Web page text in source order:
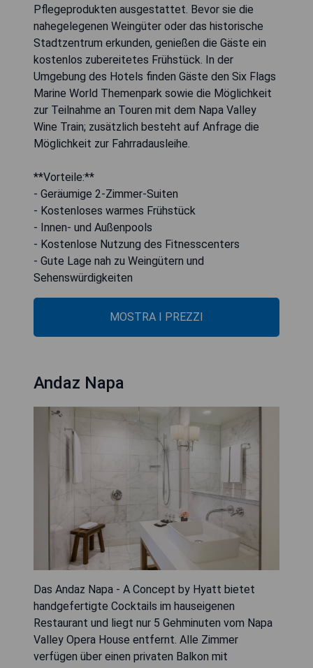
Pflegeprodukten ausgestattet. Bevor sie die
nahegelegenen Weingüter oder das historische
Stadtzentrum erkunden, genießen die Gäste ein
kostenlos zubereitetes Frühstück. In der
Umgebung des Hotels finden Gäste den Six Flags
Marine World Themenpark sowie die Möglichkeit
zur Teilnahme an Touren mit dem Napa Valley
Wine Train; zusätzlich besteht auf Anfrage die
Möglichkeit zur Fahrradausleihe.
**Vorteile:**
- Geräumige 2-Zimmer-Suiten
- Kostenloses warmes Frühstück
- Innen- und Außenpools
- Kostenlose Nutzung des Fitnesscenters
- Gute Lage nah zu Weingütern und
Sehenswürdigkeiten
MOSTRA I PREZZI
Andaz Napa
Das Andaz Napa - A Concept by Hyatt bietet
handgefertigte Cocktails im hauseigenen
Restaurant und liegt nur 5 Gehminuten vom Napa
Valley Opera House entfernt. Alle Zimmer
verfügen über einen privaten Balkon mit